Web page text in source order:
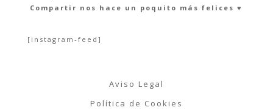
Compartir nos hace un poquito más felices ♥︎
[instagram-feed]
Aviso Legal
Política de Cookies